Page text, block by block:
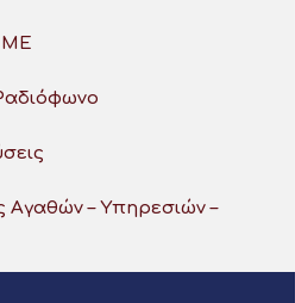
Αγαθών – Υπηρεσιών –